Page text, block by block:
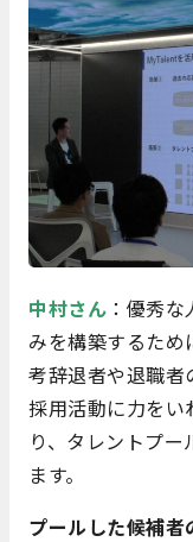
中村さん ：優秀
みを構築するた
考辞退者や退職者
採用活動に力をい
り、タレントプ
ます。
プールした候補者